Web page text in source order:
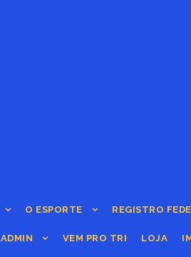
O ESPORTE REGISTRO
ADMIN VEM PRO TRI LOJA